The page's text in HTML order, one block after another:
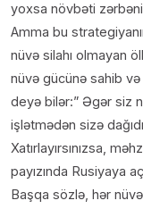
yoxsa növbəti
Amma bu
nüvə silahı olmayan
nüvə gücünə sahib
deyə bilər:” Əgər siz
işlətmədən sizə
Xatırlayırsınızsa,
payızında Rusiyaya
Başqa sözlə, hər